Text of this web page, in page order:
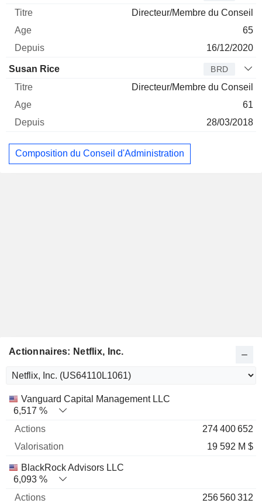
Directeur/Membre du Conseil
65
16/12/2020
Susan Rice BRD
Directeur/Membre du Conseil
61
28/03/2018
Composition du Conseil d'Administration
Actionnaires: Netflix, Inc.
Nom Actions % Valorisation
Vanguard Capital Management LLC
6,517 %
274 400 652
19 592 M $
BlackRock Advisors LLC
6,093 %
256 560 312